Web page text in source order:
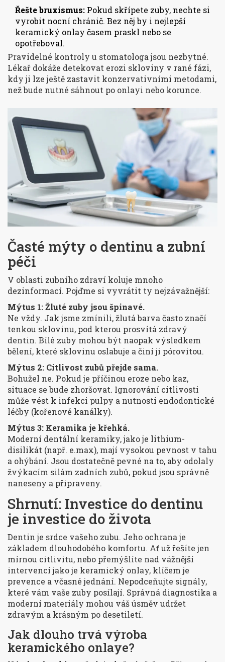
Řešte bruxismus: Pokud skřípete zuby, nechte si
vyrobit nocní chránič. Bez něj by i nejlepší
keramický onlay časem praskl nebo se
opotřeboval.
Pravidelné kontroly u stomatologa jsou nezbytné.
Lékař dokáže detekovat erozi skloviny v rané fázi,
kdy ji lze ještě zastavit konzervativními metodami,
než bude nutné sáhnout po onlayi nebo korunce.
Časté mýty o dentinu a zubní
péči
V oblasti zubního zdraví koluje mnoho
dezinformací. Pojďme si vyvrátit ty nejzávažnější:
Mýtus 1: Žluté zuby jsou špinavé.
Ne vždy. Jak jsme zmínili, žlutá barva často značí
tenkou sklovinu, pod kterou prosvítá zdravý
dentin. Bílé zuby mohou být naopak výsledkem
bělení, které sklovinu oslabuje a činí ji pórovitou.
Mýtus 2: Citlivost zubů přejde sama.
Bohužel ne. Pokud je příčinou eroze nebo kaz,
situace se bude zhoršovat. Ignorování citlivosti
může vést k infekci pulpy a nutnosti endodontické
léčby (kořenové kanálky).
Mýtus 3: Keramika je křehká.
Moderní dentální keramiky, jako je lithium-
disilikát (např. e.max), mají vysokou pevnost v tahu
a ohýbání. Jsou dostatečně pevné na to, aby odolaly
žvýkacím silám zadních zubů, pokud jsou správně
naneseny a připraveny.
Shrnutí: Investice do dentinu
je investice do života
Dentin je srdce vašeho zubu. Jeho ochrana je
základem dlouhodobého komfortu. Ať už řešíte jen
mírnou citlivitu, nebo přemýšlíte nad vážnější
intervencí jako je keramický onlay, klíčem je
prevence a včasné jednání. Nepodceňujte signály,
které vám vaše zuby posílají. Správná diagnostika a
moderní materiály mohou váš úsměv udržet
zdravým a krásným po desetiletí.
Jak dlouho trvá výroba
keramického onlaye?